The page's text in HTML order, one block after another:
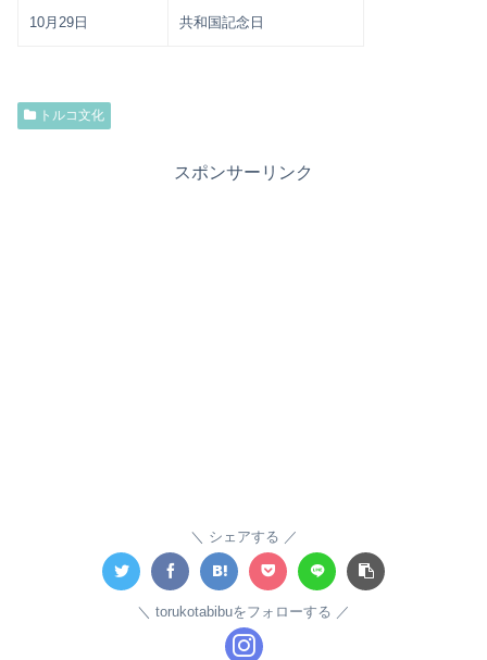
10月29日 共和国記念日
トルコ文化
スポンサーリンク
シェアする
torukotabibuをフォローする